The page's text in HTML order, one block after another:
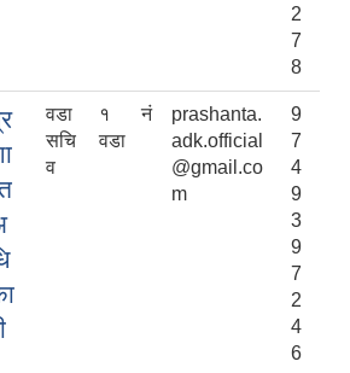
2
7
8
वडा
सचि
व
१ नं
वडा
prashanta.
adk.official
@gmail.co
m
9
7
4
9
3
9
7
2
4
6